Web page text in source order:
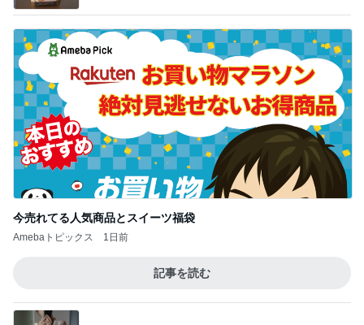
今売れてる人気商品とスイーツ福袋
Amebaトピックス 1日前
記事を読む